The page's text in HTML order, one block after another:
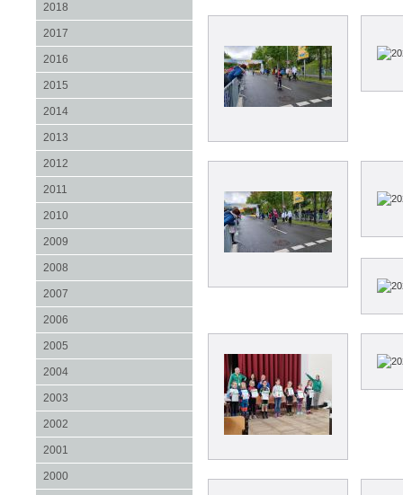
2018
2017
2016
2015
2014
2013
2012
2011
2010
2009
2008
2007
2006
2005
2004
2003
2002
2001
2000